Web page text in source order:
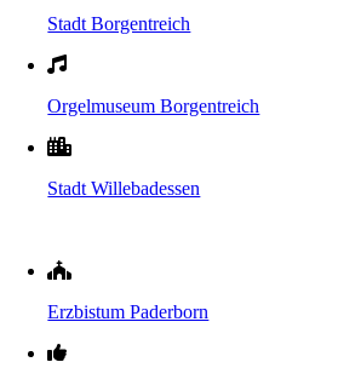
Stadt Borgentreich
Orgelmuseum Borgentreich
Stadt Willebadessen
Erzbistum Paderborn